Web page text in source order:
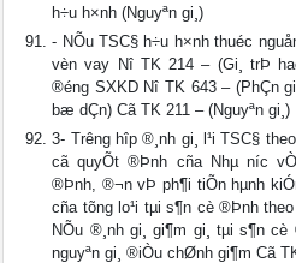
h÷u h×nh (Nguyªn gi¸)
- NÕu TSC§ h÷u h×nh thuéc
vèn vay Nî TK 214 – (Gi¸ trÞ
®éng SXKD Nî TK 643 – (PhÇn
bæ dÇn) Cã TK 211 – (Nguyªn gi¸)
3- Tr­êng hîp ®¸nh gi¸ l¹i TSC§
cã quyÕt ®Þnh cña Nhµ n­íc
®Þnh, ®¬n vÞ ph¶i tiÕn hµnh
cña tõng lo¹i tµi s¶n cè ®Þnh
NÕu ®¸nh gi¸ gi¶m gi¸ tµi s¶n
nguyªn gi¸ ®iÒu chØnh gi¶m Cã